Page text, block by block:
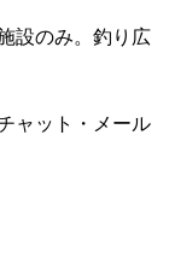
設のみ。釣り広
ャット・メール